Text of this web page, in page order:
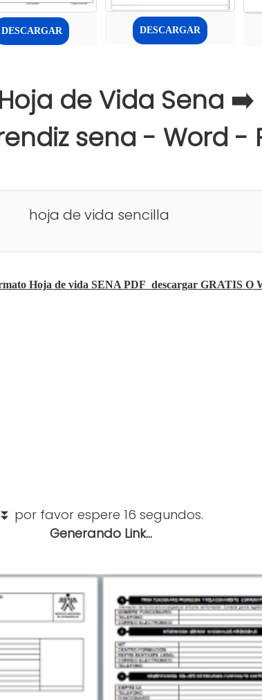
DESCARGAR DESCARGAR
de Vida Sena ➡️
sena - Word -
hoja de vida sencilla
Hoja de vida SENA PDF descargar GRATIS O
⏬ por favor espere 15 segundos.
Generando Link...